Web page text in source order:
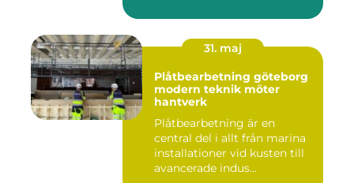
31. maj
Plåtbearbetning göteborg
modern teknik möter
hantverk
Plåtbearbetning är en
central del i allt från marina
installationer vid kusten till
avancerade indus...